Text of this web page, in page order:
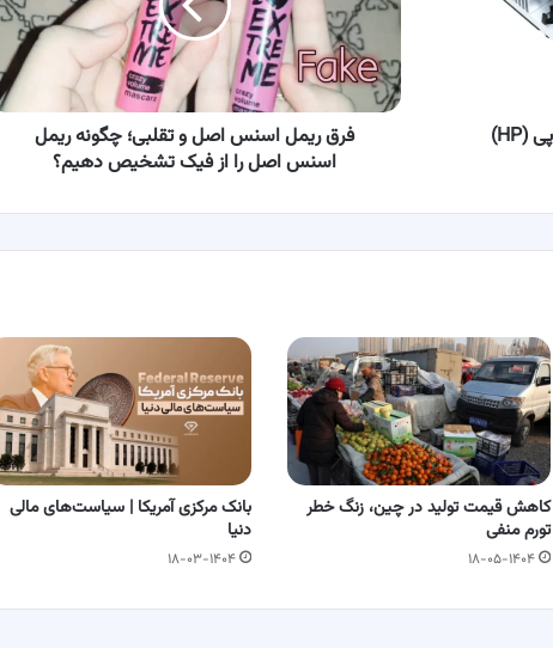
و
تقلبی؛
چگونه
ریمل
اسنس
فیک
دهیم؟
فرق ریمل اسنس اصل و تقلبی؛ چگونه ریمل
اسنس اصل را از فیک تشخیص دهیم؟
کاهش قیمت تولید در چین، زنگ خطر
تورم منفی
۱۸-۰۵-۱۴۰۴
بانک مرکزی آمریکا | سیاست‌های مالی
دنیا
۱۸-۰۳-۱۴۰۴